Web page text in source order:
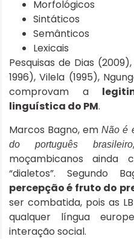
Morfológicos
Sintáticos
Semânticos
Lexicais
Pesquisas de Dias
1996), Vilela (1995),
comprovam a
linguística do PM.
Marcos Bagno, emNão é
do português brasileiro
moçambicanos ainda
“dialetos”. Segundo
percepção é fruto do
ser combatida, pois as
qualquer língua
interação social.